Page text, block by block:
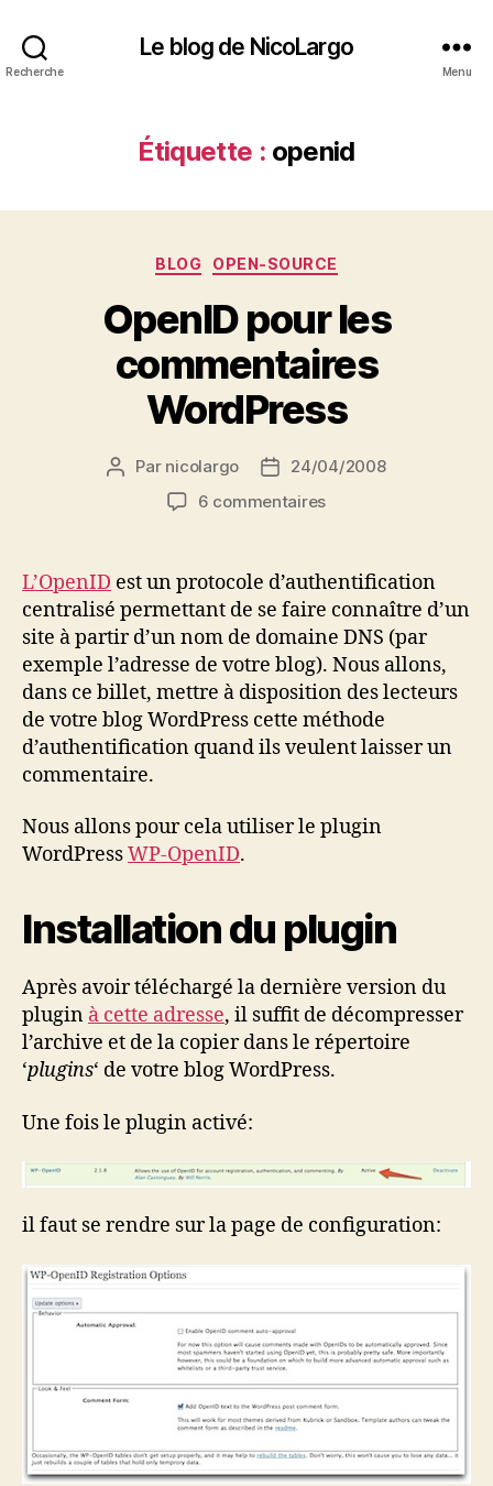
Recherche
Le blog de NicoLargo
Menu
Étiquette : openid
Catégories
BLOG OPEN-SOURCE
OpenID pour les
commentaires
WordPress
Auteur
Par nicolargo
Date24/04/2008
6 commentairessur
commentaires
WordPress
L’OpenID est un protocole d’authentification
centralisé permettant de se faire connaître d’un
site à partir d’un nom de domaine DNS (par
exemple l’adresse de votre blog). Nous allons,
dans ce billet, mettre à disposition des lecteurs
de votre blog WordPress cette méthode
d’authentification quand ils veulent laisser un
commentaire.
Nous allons pour cela utiliser le plugin
WordPressWP-OpenID.
Installation du plugin
Après avoir téléchargé la dernière version du
plugin à cette adresse, il suffit de décompresser
l’archive et de la copier dans le répertoire
‘plugins‘ de votre blog WordPress.
Une fois le plugin activé:
il faut se rendre sur la page de configuration: